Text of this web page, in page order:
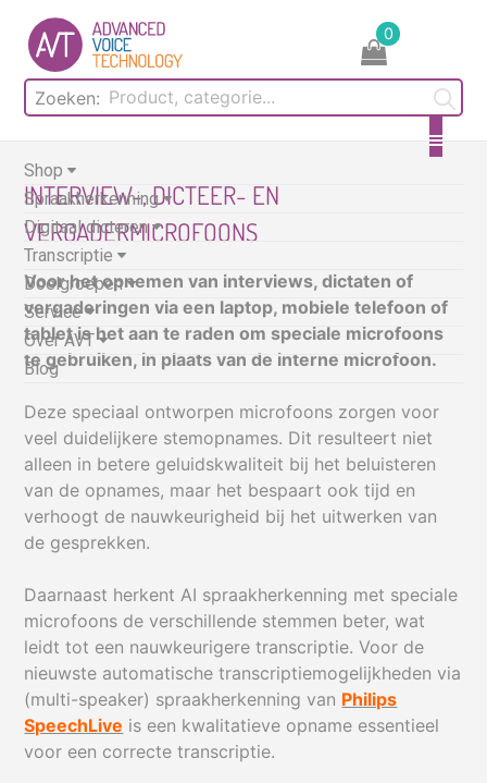
content
Zoeken:
0
Shop
Spraakherkenning
Digitaal dicteren
Transcriptie
Doelgroepen
Service
Over AVT
Blog
INTERVIEW-, DICTEER- EN
VERGADERMICROFOONS
Voor het opnemen van interviews, dictaten of
vergaderingen via een laptop, mobiele telefoon of
tablet is het aan te raden om speciale microfoons
te gebruiken, in plaats van de interne microfoon.
Deze speciaal ontworpen microfoons zorgen voor
veel duidelijkere stemopnames. Dit resulteert niet
alleen in betere geluidskwaliteit bij het beluisteren
van de opnames, maar het bespaart ook tijd en
verhoogt de nauwkeurigheid bij het uitwerken van
de gesprekken.
Daarnaast herkent AI spraakherkenning met speciale
microfoons de verschillende stemmen beter, wat
leidt tot een nauwkeurigere transcriptie. Voor de
nieuwste automatische transcriptiemogelijkheden via
(multi-speaker) spraakherkenning van Philips
SpeechLive is een kwalitatieve opname essentieel
voor een correcte transcriptie.